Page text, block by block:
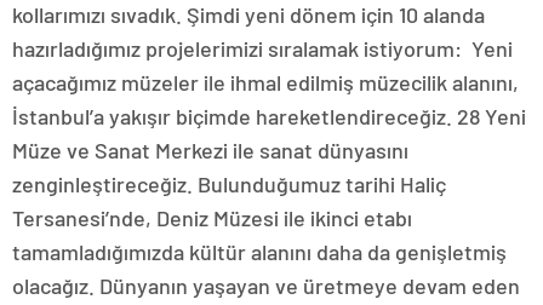
kollarımızı sıvadık. Şimdi yeni dönem için 10 alanda
hazırladığımız projelerimizi sıralamak istiyorum: Yeni
açacağımız müzeler ile ihmal edilmiş müzecilik alanını,
İstanbul’a yakışır biçimde hareketlendireceğiz. 28 Yeni
Müze ve Sanat Merkezi ile sanat dünyasını
zenginleştireceğiz. Bulunduğumuz tarihi Haliç
Tersanesi’nde, Deniz Müzesi ile ikinci etabı
tamamladığımızda kültür alanını daha da genişletmiş
olacağız. Dünyanın yaşayan ve üretmeye devam eden